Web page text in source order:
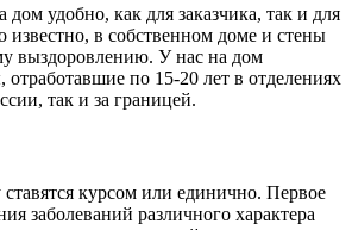
дом удобно, как для заказчика, так и для
известно, в собственном доме и стены
выздоровлению. У нас на дом
по 15-20 лет в отделениях
так и за границей.
курсом или единично. Первое
заболеваний различного характера